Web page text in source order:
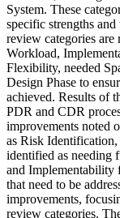
System. These
specific strengths
review categories are
Workload,
Flexibility, needed
Design Phase to
achieved. Results of
PDR and CDR
improvements noted
as Risk Identification,
identified as needing
and Implementability
that need to be
improvements,
review categories.